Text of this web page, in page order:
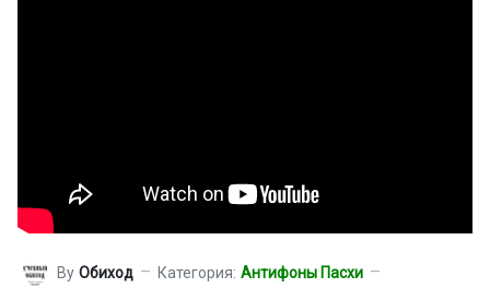
By Обиход Категория: Антифоны Пасхи